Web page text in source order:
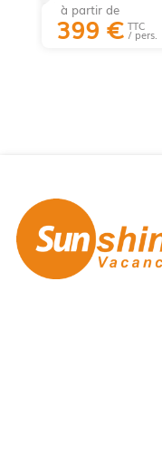
à partir de
399 € TTC
/ pers.